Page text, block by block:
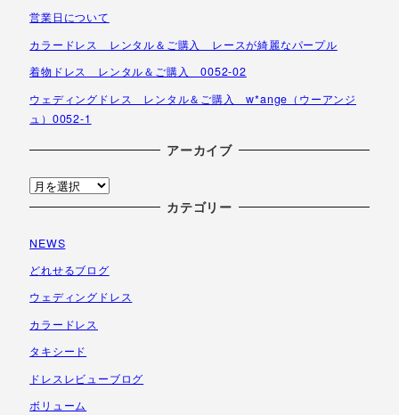
営業日について
カラードレス レンタル＆ご購入 レースが綺麗なパープル
着物ドレス レンタル＆ご購入 0052-02
ウェディングドレス レンタル＆ご購入 w*ange（ウーアンジ
ュ）0052-1
アーカイブ
ア
ー
イ
ブ
カテゴリー
NEWS
どれせるブログ
ウェディングドレス
カラードレス
タキシード
ドレスレビューブログ
ボリューム